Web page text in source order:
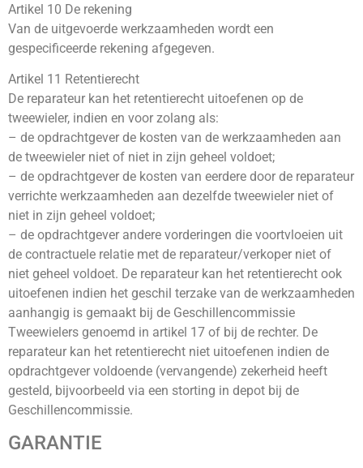
Artikel 10 De rekening
Van de uitgevoerde werkzaamheden wordt een
gespecificeerde rekening afgegeven.
Artikel 11 Retentierecht
De reparateur kan het retentierecht uitoefenen op de
tweewieler, indien en voor zolang als:
– de opdrachtgever de kosten van de werkzaamheden aan
de tweewieler niet of niet in zijn geheel voldoet;
– de opdrachtgever de kosten van eerdere door de reparateur
verrichte werkzaamheden aan dezelfde tweewieler niet of
niet in zijn geheel voldoet;
– de opdrachtgever andere vorderingen die voortvloeien uit
de contractuele relatie met de reparateur/verkoper niet of
niet geheel voldoet. De reparateur kan het retentierecht ook
uitoefenen indien het geschil terzake van de werkzaamheden
aanhangig is gemaakt bij de Geschillencommissie
Tweewielers genoemd in artikel 17 of bij de rechter. De
reparateur kan het retentierecht niet uitoefenen indien de
opdrachtgever voldoende (vervangende) zekerheid heeft
gesteld, bijvoorbeeld via een storting in depot bij de
Geschillencommissie.
GARANTIE